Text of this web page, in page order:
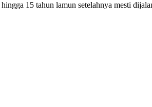
15 tahun lamun setelahnya mesti